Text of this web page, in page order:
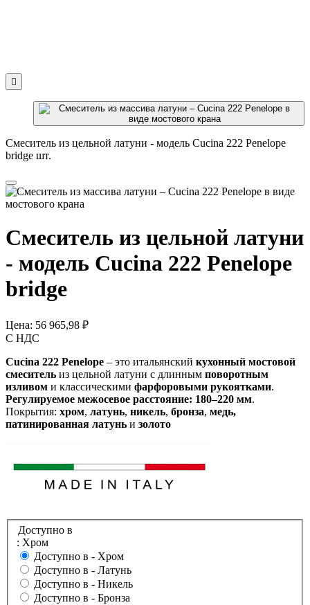

Смеситель из цельной латуни - модель Cucina 222 Penelope
bridge шт.
Смеситель из цельной латуни
- модель Cucina 222 Penelope
bridge
Цена: 56 965,98 ₽
С НДС
Cucina 222 Penelope – это итальянский кухонный мостовой
смеситель из цельной латуни с длинным поворотным
изливом и классическими фарфоровыми рукоятками.
Регулируемое межосевое расстояние: 180–220 мм.
Покрытия: хром, латунь, никель, бронза, медь,
патинированная латунь и золото
Доступно в
: Хром
Доступно в - Хром
Доступно в - Латунь
Доступно в - Никель
Доступно в - Бронза